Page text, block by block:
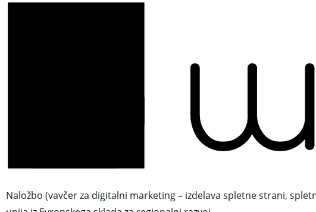
Naložbo (vavčer za digitalni marketing – izdelava spletne strani,